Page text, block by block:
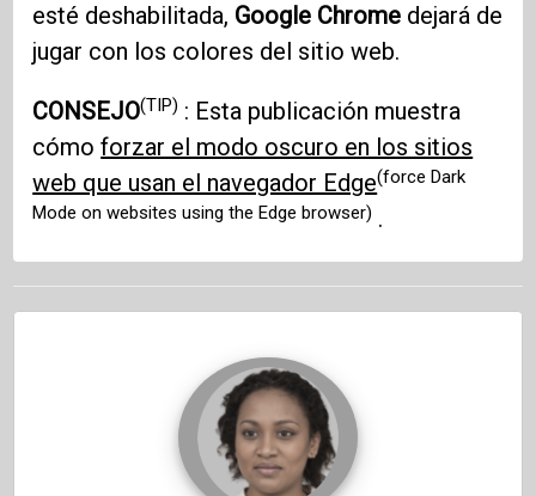
esté deshabilitada, Google Chrome dejará de
jugar con los colores del sitio web.
CONSEJO(TIP) : Esta publicación muestra
cómoforzar el modo oscuro en los sitios
web que usan el navegador Edge(force Dark
Mode on websites using the Edge browser) .